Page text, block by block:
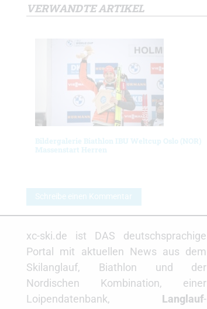
VERWANDTE ARTIKEL
Bildergalerie Biathlon IBU Weltcup Oslo (NOR)
Massenstart Herren
Schreibe einen Kommentar
xc-ski.de ist DAS deutschsprachige
Portal mit aktuellen News aus dem
Skilanglauf, Biathlon und der
Nordischen Kombination, einer
Loipendatenbank, Langlauf-